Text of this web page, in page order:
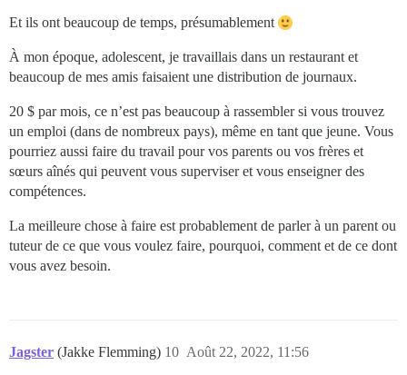
Et ils ont beaucoup de temps, présumablement
À mon époque, adolescent, je travaillais dans un restaurant et
beaucoup de mes amis faisaient une distribution de journaux.
20 $ par mois, ce n’est pas beaucoup à rassembler si vous trouvez
un emploi (dans de nombreux pays), même en tant que jeune. Vous
pourriez aussi faire du travail pour vos parents ou vos frères et
sœurs aînés qui peuvent vous superviser et vous enseigner des
compétences.
La meilleure chose à faire est probablement de parler à un parent ou
tuteur de ce que vous voulez faire, pourquoi, comment et de ce dont
vous avez besoin.
Jagster (Jakke Flemming) Août 22, 2022, 11:56
10